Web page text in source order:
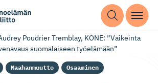
Poudrier Tremblay, KONE: ”Vaikeinta
suomalaiseen työelämään”
Maahanmuutto Osaaminen